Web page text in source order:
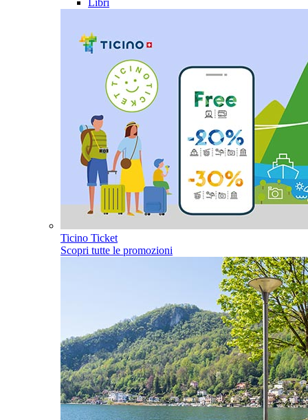
Libri
Ticino Ticket
Scopri tutte le promozioni